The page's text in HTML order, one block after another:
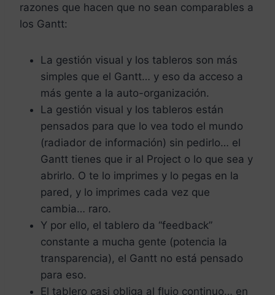
razones que hacen que no sean comparables a
los Gantt:
La gestión visual y los tableros son más
simples que el Gantt… y eso da acceso a
más gente a la auto-organización.
La gestión visual y los tableros están
pensados para que lo vea todo el mundo
(radiador de información) sin pedirlo… el
Gantt tienes que ir al Project o lo que sea y
abrirlo. O te lo imprimes y lo pegas en la
pared, y lo imprimes cada vez que
cambia… raro.
Y por ello, el tablero da “feedback”
constante a mucha gente (potencia la
transparencia), el Gantt no está pensado
para eso.
El tablero casi obliga al flujo continuo… en